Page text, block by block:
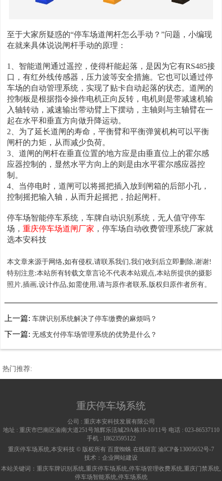
至于大家所疑惑的“停车场道闸杆怎么手动？”问题，小编现
在就来具体说说闸杆手动的原理：
1、智能道闸通过遥控，使得杆能起落，是因为它有RS485接
口，有红外线传感器，压力波等安全措施。它也可以通过停
车场的自动管理系统，实现了贴卡自动起落的状态。道闸的
控制板是根据指令操作电机正向反转，电机则是带减速机输
入轴转动，减速输出带动臂上下摆动，主轴则与主轴臂在一
起在水平和垂直方向做升降运动。
2、为了延长道闸的寿命，平衡臂和平衡弹簧机构可以平衡
闸杆的力矩，从而减少负荷。
3、道闸的闸杆在垂直位置的地方应是由垂直位上的霍尔感
应器控制的，显然水平方向上的则是由水平霍尔感应器控
制。
4、当停电时，道闸可以将摇把插入放到闸箱的后部小孔，
控制摇把输入轴，从而升起摇把，抬起闸杆。
停车场智能停车系统，车牌自动识别系统，无人值守停车
场， 重庆停车场道闸厂家 ，停车场自动收费管理系统厂家就
选本安科技
本文章来源于网络,如有侵权,请联系我们 ,我们收到后立即删除,谢谢!
特别注意:本站所有转载文章言论不代表本站观点,本站所提供的摄影
照片,插画,设计作品,如需使用 ,请与原作者联系,版权归原作者所有。
上一篇: 车牌识别系统解决了停车缴费的麻烦吗？
下一篇: 无感支付停车场管理系统的优势是什么？
热门推荐:
重庆停车场系统
公司 : 重庆本安科技发展有限公司
地址 : 重庆市巴南区渝南大道251号旭辉乐活城29A栋10-10/11号 电话 : 023-86537110
手机 : 18623595122
重庆停车场系统,本安科技 © 版权所有 百度蜘蛛 在线留言 渝ICP备13005652号-7
技术： 企业网站建设
本站关键词： 重庆车牌识别系统,重庆停车场系统,停车场管理收费系统,重庆门禁系统,
停车场智能系统,停车场系统